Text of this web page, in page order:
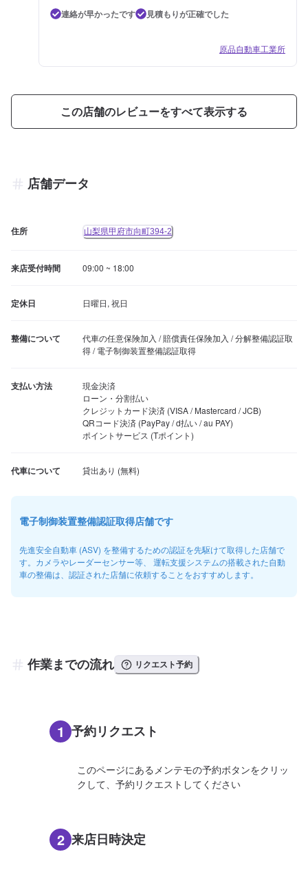
連絡が早かったです
見積もりが正確でした
原品自動車工業所
この店舗のレビューをすべて表示する
店舗データ
住所 山梨県甲府市向町394-2
来店受付時間 09:00 ~ 18:00
定休日 日曜日, 祝日
整備について
代車の任意保険加入 / 賠償責任保険加入 / 分解整備認証取
得 / 電子制御装置整備認証取得
支払い方法
現金決済
ローン・分割払い
クレジットカード決済 (VISA / Mastercard / JCB)
QRコード決済 (PayPay / d払い / au PAY)
ポイントサービス (Tポイント)
代車について
電子制御装置整備認証取得店舗です
先進安全自動車 (ASV) を整備するための認証を先駆けて取得した店舗で
す。カメラやレーダーセンサー等、 運転支援システムの搭載された自動
車の整備は、認証された店舗に依頼することをおすすめします。
作業までの流れ リクエスト予約
1 予約リクエスト
このページにあるメンテモの予約ボタンをクリッ
クして、予約リクエストしてください
2 来店日時決定